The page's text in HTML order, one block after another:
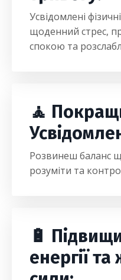
Усвідомлені
щоденний стрес,
спокою та
🧘
Розвинеш баланс
розуміти та
🔋
енергії та